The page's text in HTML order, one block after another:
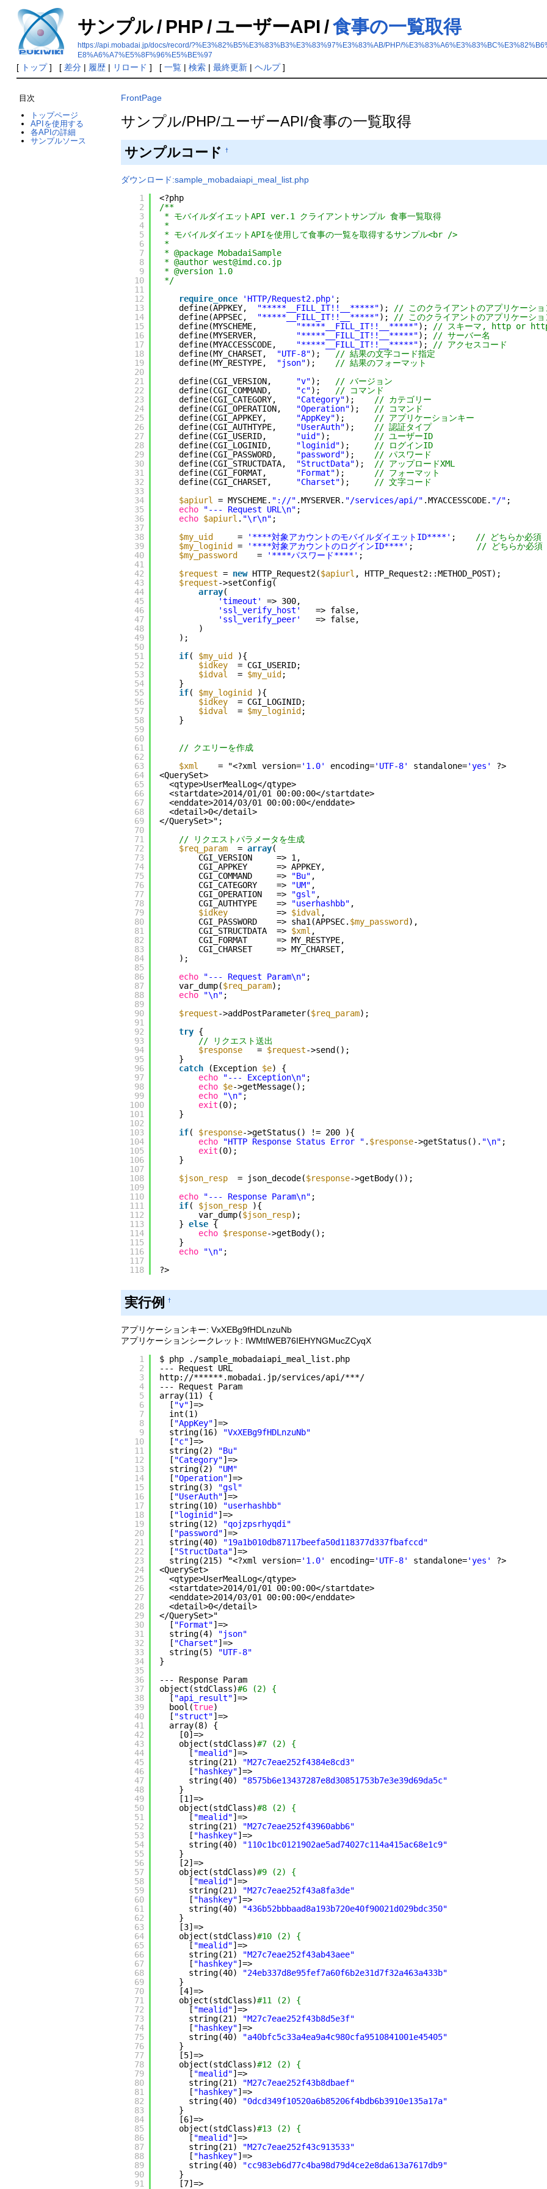
サンプル/ PHP / ユーザーAPI /食事の一覧取得
https://api.mobadai.jp/docs/record/?%E3%82%B5%E3%83%B3%E3%83%97%E3%83%AB/PHP/
E8%A6%A7%E5%8F%96%E5%BE%97
[ トップ] [ 差分| 履歴| リロード ] [ 一覧| 検索| 最終更新| ヘルプ]
FrontPage
サンプル/PHP/ユーザーAPI/食事の一覧取得
サンプルコード †
ダウンロード:sample_mobadaiapi_meal_list.php
1
2
3
4
5
6
7
8
9
10
11
12
13
14
15
16
17
18
19
20
21
22
23
24
25
26
27
28
29
30
31
32
33
34
35
36
37
38
39
40
41
42
43
44
45
46
47
48
49
50
51
52
53
54
55
56
57
58
59
60
61
62
63
64
65
66
67
68
69
70
71
72
73
74
75
76
77
78
79
80
81
82
83
84
85
86
87
88
89
90
91
92
93
94
95
96
97
98
99
100
101
102
103
104
105
106
107
108
109
110
111
112
113
114
115
116
117
118
<?php
/**
* モバイルダイエットAPI ver.1 クライアントサンプル 食事一覧取得
*
* モバイルダイエットAPIを使用して食事の一覧を取得するサンプル<br />
*
* @package MobadaiSample
* @author west@imd.co.jp
* @version 1.0
*/
require_once
'HTTP/Request2.php' ;
define(APPKEY,
"*****__FILL_IT!!__*****"); // このクライアントのアプリケーショ
define(APPSEC,
"*****__FILL_IT!!__*****"); // このクライアントのアプリケーショ
define(MYSCHEME,
"*****__FILL_IT!!__*****"); // スキーマ, http or
define(MYSERVER,
"*****__FILL_IT!!__*****"); // サーバー名
define(MYACCESSCODE,
"*****__FILL_IT!!__*****"); // アクセスコード
define(MY_CHARSET,
"UTF-8"); // 結果の文字コード指定
define(MY_RESTYPE,
"json"); // 結果のフォーマット
define(CGI_VERSION,
"v"); // バージョン
define(CGI_COMMAND,
"c"); // コマンド
define(CGI_CATEGORY,
"Category"); // カテゴリー
define(CGI_OPERATION,
"Operation"); // コマンド
define(CGI_APPKEY,
"AppKey"); // アプリケーションキー
define(CGI_AUTHTYPE,
"UserAuth"); // 認証タイプ
define(CGI_USERID,
"uid"); // ユーザーID
define(CGI_LOGINID,
"loginid"); // ログインID
define(CGI_PASSWORD,
"password"); // パスワード
define(CGI_STRUCTDATA,
"StructData"); // アップロードXML
define(CGI_FORMAT,
"Format"); // フォーマット
define(CGI_CHARSET,
"Charset"); // 文字コード
$apiurl = MYSCHEME. "://" .MYSERVER. "/services/api/" .MYACCESSCODE. "/" ;
echo
"--- Request URL\n" ;
echo $apiurl . "\r\n" ;
$my_uid
= '****対象アカウントのモバイルダイエットID****' ; // どちらか必須
$my_loginid
= '****対象アカウントのログインID****' ; // どちらか必須
$my_password
= '****パスワード****' ;
$request = new HTTP_Request2($apiurl , HTTP_Request2::METHOD_POST);
$request->setConfig(
array(
'timeout'
=> 300,
'ssl_verify_host'
=> false,
'ssl_verify_peer'
=> false,
)
);
if( $my_uid
){
$idkey
= CGI_USERID;
$idval
= $my_uid ;
}
if( $my_loginid
){
$idkey
= CGI_LOGINID;
$idval
= $my_loginid ;
}
// クエリーを作成
$xml
= "<?xml version='1.0' encoding='UTF-8' standalone='yes'
?>
<QuerySet>
<qtype>UserMealLog</qtype>
<startdate>2014/01/01 00:00:00</startdate>
<enddate>2014/03/01 00:00:00</enddate>
<detail>0</detail>
</QuerySet>";
// リクエストパラメータを生成
$req_param
= array(
CGI_VERSION     => 1,
CGI_APPKEY      => APPKEY,
CGI_COMMAND     =>
"Bu" ,
CGI_CATEGORY    =>
"UM" ,
CGI_OPERATION   =>
"gsl" ,
CGI_AUTHTYPE    =>
"userhashbb" ,
$idkey
=> $idval ,
CGI_PASSWORD    => sha1(APPSEC. $my_password ),
CGI_STRUCTDATA  => $xml ,
CGI_FORMAT      => MY_RESTYPE,
CGI_CHARSET     => MY_CHARSET,
);
echo
"--- Request Param\n" ;
var_dump($req_param);
echo
"\n" ;
$request->addPostParameter($req_param);
try {
// リクエスト送出
$response
= $request->send();
}
catch
(Exception $e) {
echo
"--- Exception\n" ;
echo $e->getMessage();
echo
"\n" ;
exit (0);
}
if( $response->getStatus() != 200 ){
echo
"HTTP Response Status Error " . $response->getStatus(). "\n" ;
exit (0);
}
$json_resp
= json_decode($response->getBody());
echo
"--- Response Param\n" ;
if( $json_resp
){
var_dump($json_resp);
} else {
echo $response->getBody();
}
echo
"\n" ;
?>
実行例 †
アプリケーションキー: VxXEBg9fHDLnzuNb
アプリケーションシークレット: IWMtlWEB76IEHYNGMucZCyqX
1
2
3
4
5
6
7
8
9
10
11
12
13
14
15
16
17
18
19
20
21
22
23
24
25
26
27
28
29
30
31
32
33
34
35
36
37
38
39
40
41
42
43
44
45
46
47
48
49
50
51
52
53
54
55
56
57
58
59
60
61
62
63
64
65
66
67
68
69
70
71
72
73
74
75
76
77
78
79
80
81
82
83
84
85
86
87
88
89
90
91
$ php . /sample_mobadaiapi_meal_list .php
--- Request URL
http: //******.mobadai.jp/services/api/***/
--- Request Param
array(11) {
[ "v"]=>
int(1)
[ "AppKey"]=>
string(16)
"VxXEBg9fHDLnzuNb"
[ "c"]=>
string(2)
"Bu"
[ "Category"]=>
string(2)
"UM"
[ "Operation"]=>
string(3)
"gsl"
[ "UserAuth"]=>
string(10)
"userhashbb"
[ "loginid"]=>
string(12)
"qojzpsrhyqdi"
[ "password"]=>
string(40)
"19a1b010db87117beefa50d118377d337fbafccd"
[ "StructData"]=>
string(215) "<?xml version='1.0' encoding='UTF-8' standalone='yes'
?>
<QuerySet>
<qtype>UserMealLog</qtype>
<startdate>2014/01/01 00:00:00</startdate>
<enddate>2014/03/01 00:00:00</enddate>
<detail>0</detail>
</QuerySet>"
[ "Format"]=>
string(4)
"json"
[ "Charset"]=>
string(5)
"UTF-8"
}
--- Response Param
object(stdClass)#6 (2) {
[ "api_result"]=>
bool(true)
[ "struct"]=>
array(8) {
[0]=>
object(stdClass)#7 (2) {
[ "mealid"]=>
string(21)
"M27c7eae252f4384e8cd3"
[ "hashkey"]=>
string(40)
"8575b6e13437287e8d30851753b7e3e39d69da5c"
}
[1]=>
object(stdClass)#8 (2) {
[ "mealid"]=>
string(21)
"M27c7eae252f43960abb6"
[ "hashkey"]=>
string(40)
"110c1bc0121902ae5ad74027c114a415ac68e1c9"
}
[2]=>
object(stdClass)#9 (2) {
[ "mealid"]=>
string(21)
"M27c7eae252f43a8fa3de"
[ "hashkey"]=>
string(40)
"436b52bbbaad8a193b720e40f90021d029bdc350"
}
[3]=>
object(stdClass)#10 (2) {
[ "mealid"]=>
string(21)
"M27c7eae252f43ab43aee"
[ "hashkey"]=>
string(40)
"24eb337d8e95fef7a60f6b2e31d7f32a463a433b"
}
[4]=>
object(stdClass)#11 (2) {
[ "mealid"]=>
string(21)
"M27c7eae252f43b8d5e3f"
[ "hashkey"]=>
string(40)
"a40bfc5c33a4ea9a4c980cfa9510841001e45405"
}
[5]=>
object(stdClass)#12 (2) {
[ "mealid"]=>
string(21)
"M27c7eae252f43b8dbaef"
[ "hashkey"]=>
string(40)
"0dcd349f10520a6b85206f4bdb6b3910e135a17a"
}
[6]=>
object(stdClass)#13 (2) {
[ "mealid"]=>
string(21)
"M27c7eae252f43c913533"
[ "hashkey"]=>
string(40)
"cc983eb6d77c4ba98d79d4ce2e8da613a7617db9"
}
[7]=>
目次
トップページ
APIを使用する
各APIの詳細
サンプルソース